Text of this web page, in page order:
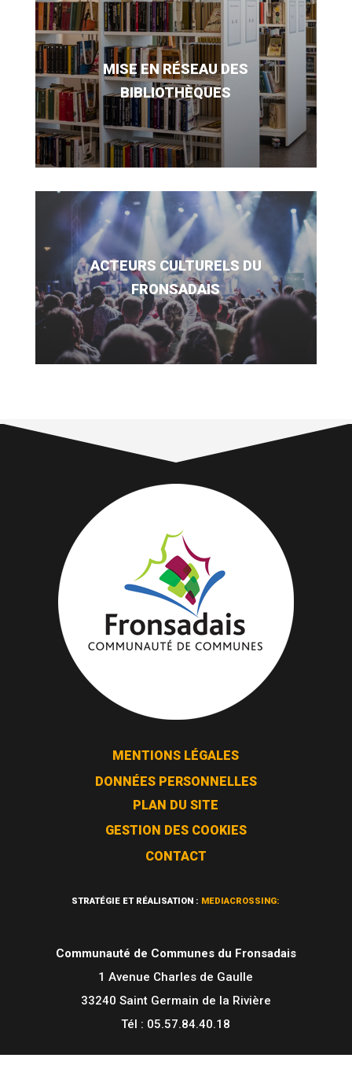
MISE EN RÉSEAU DES
BIBLIOTHÈQUES
ACTEURS CULTURELS DU
FRONSADAIS
MENTIONS LÉGALES
DONNÉES PERSONNELLES
PLAN DU SITE
GESTION DES COOKIES
CONTACT
STRATÉGIE ET RÉALISATION : MEDIACROSSING:
Communauté de Communes du Fronsadais
1 Avenue Charles de Gaulle
33240 Saint Germain de la Rivière
Tél : 05.57.84.40.18